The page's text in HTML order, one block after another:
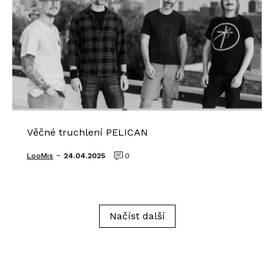
Věčné truchlení PELICAN
LooMis - 24.04.2025 0
Načíst další